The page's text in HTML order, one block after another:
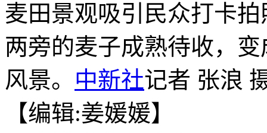
麦田景观吸引民众打卡
两旁的麦子成熟待收，
风景。 中新社记者 张浪
【编辑:姜媛媛】